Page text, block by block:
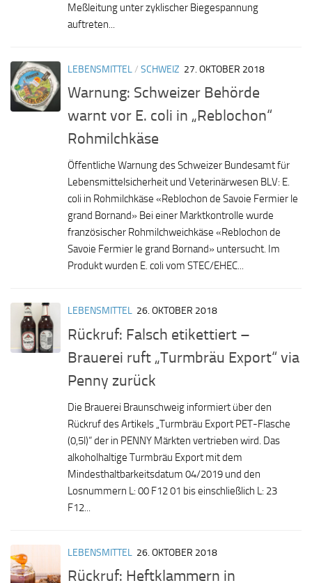
Meßleitung unter zyklischer Biegespannung
auftreten...
LEBENSMITTEL/ SCHWEIZ 27. OKTOBER 2018
Warnung: Schweizer Behörde
warnt vor E. coli in „Reblochon“
Rohmilchkäse
Öffentliche Warnung des Schweizer Bundesamt für
Lebensmittelsicherheit und Veterinärwesen BLV: E.
coli in Rohmilchkäse «Reblochon de Savoie Fermier le
grand Bornand» Bei einer Marktkontrolle wurde
französischer Rohmilchweichkäse «Reblochon de
Savoie Fermier le grand Bornand» untersucht. Im
Produkt wurden E. coli vom STEC/EHEC...
LEBENSMITTEL 26. OKTOBER 2018
Rückruf: Falsch etikettiert –
Brauerei ruft „Turmbräu Export“ via
Penny zurück
Die Brauerei Braunschweig informiert über den
Rückruf des Artikels „Turmbräu Export PET-Flasche
(0,5l)“ der in PENNY Märkten vertrieben wird. Das
alkoholhaltige Turmbräu Export mit dem
Mindesthaltbarkeitsdatum 04/2019 und den
Losnummern L: 00 F12 01 bis einschließlich L: 23
F12...
LEBENSMITTEL 26. OKTOBER 2018
Rückruf: Heftklammern in